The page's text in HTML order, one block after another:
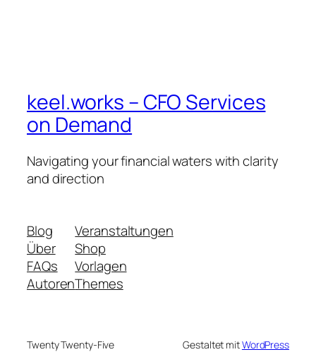
keel.works – CFO Services
on Demand
Navigating your financial waters with clarity
and direction
Blog
Über
FAQs
Autoren
Veranstaltungen
Shop
Vorlagen
Themes
Twenty Twenty-Five Gestaltet mitWordPress